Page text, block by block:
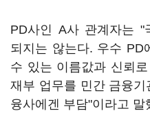
PD사인 A사 관계자는 "
되지는 않는다. 우수 PD
수 있는 이름값과 신뢰
재부 업무를 민간 금융
융사에겐 부담"이라고 말